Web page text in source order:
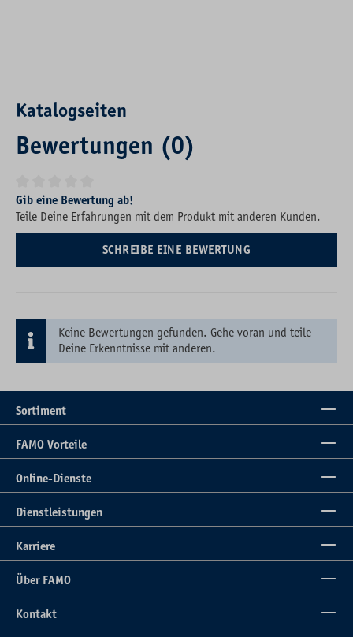
Katalogseiten
Bewertungen (0)
Durchschnittliche Bewertung von 0 von 5 Sternen
Gib eine Bewertung ab!
Teile Deine Erfahrungen mit dem Produkt mit anderen Kunden.
SCHREIBE EINE BEWERTUNG
Keine Bewertungen gefunden. Gehe voran und teile
Deine Erkenntnisse mit anderen.
Sortiment
FAMO Vorteile
Online-Dienste
Dienstleistungen
Karriere
Über FAMO
Kontakt